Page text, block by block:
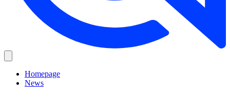
Homepage
News